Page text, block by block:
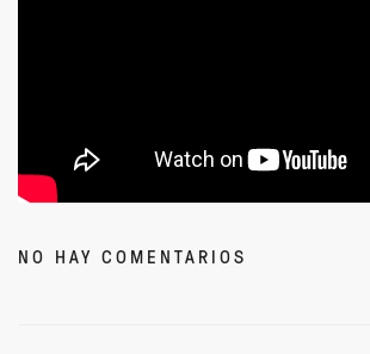
NO HAY COMENTARIOS